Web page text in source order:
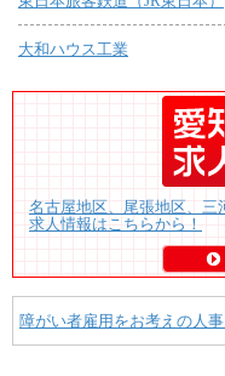
大和ハウス工業
名古屋地区、尾張地区、三
求人情報はこちらから！
障がい者雇用をお考えの人